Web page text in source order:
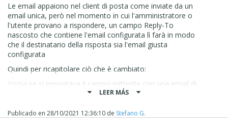
Le email appaiono nel client di posta come inviate da un
email unica, però nel momento in cui l'amministratore o
l'utente provano a rispondere, un campo Reply-To
nascosto che contiene l'email configurata lì farà in modo
che il destinatario della risposta sia l'email giusta
configurata
Quindi per ricapitolare ciò che è cambiato:
Prima se si impostava il campo mittente con una email di
un utente, le email potevano non partire perchè la
solo da email dello stesso dominio del sito. Quindi ora
LEER MÁS
Publicado en 28/10/2021 12:36:10 de Stefano G.